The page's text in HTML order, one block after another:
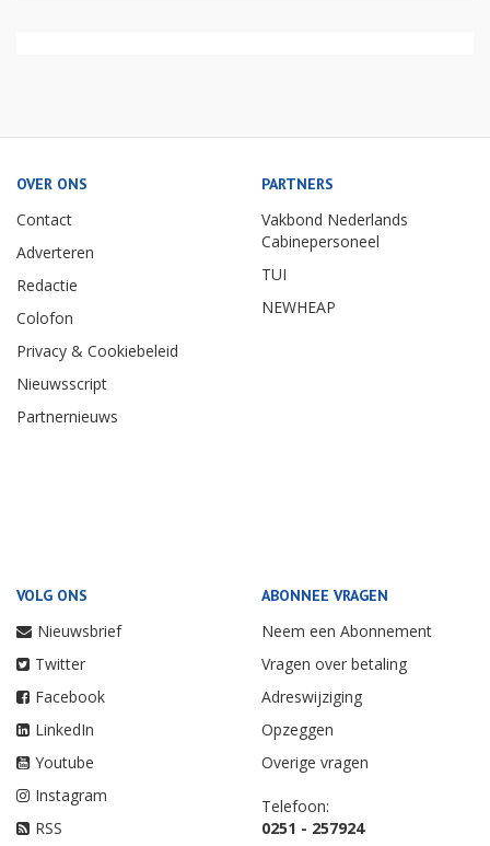
OVER ONS
Contact
Adverteren
Redactie
Colofon
Privacy & Cookiebeleid
Nieuwsscript
Partnernieuws
PARTNERS
Vakbond Nederlands
Cabinepersoneel
TUI
NEWHEAP
VOLG ONS
Nieuwsbrief
Twitter
Facebook
LinkedIn
Youtube
Instagram
RSS
ABONNEE VRAGEN
Neem een Abonnement
Vragen over betaling
Adreswijziging
Opzeggen
Overige vragen
Telefoon:
0251 - 257924